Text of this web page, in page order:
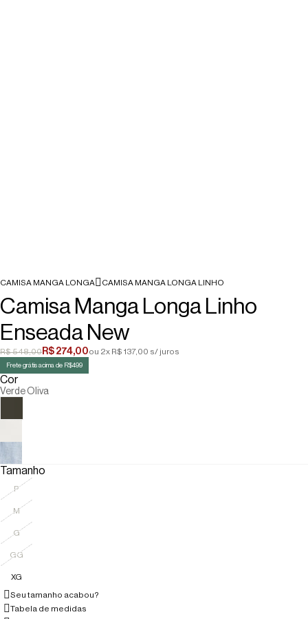
CAMISA MANGA LONGA CAMISA MANGA LONGA LINHO
Camisa Manga Longa Linho
Enseada New
R$ 548,00 R$ 274,00ou 2x R$ 137,00 s/ juros
Frete grátis acima de R$499
Cor
Verde Oliva
Tamanho
P
M
G
GG
XG
Seu tamanho acabou?
Tabela de medidas